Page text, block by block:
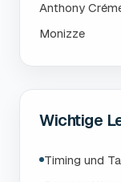
Anthony
Monizze
Wichtige
Timing und